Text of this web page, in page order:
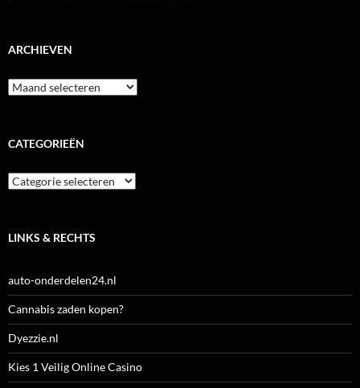
ARCHIEVEN
Archieven
CATEGORIEËN
Categorieën
LINKS & RECHTS
auto-onderdelen24.nl
Cannabis zaden kopen?
Dyezzie.nl
Kies 1 Veilig Online Casino